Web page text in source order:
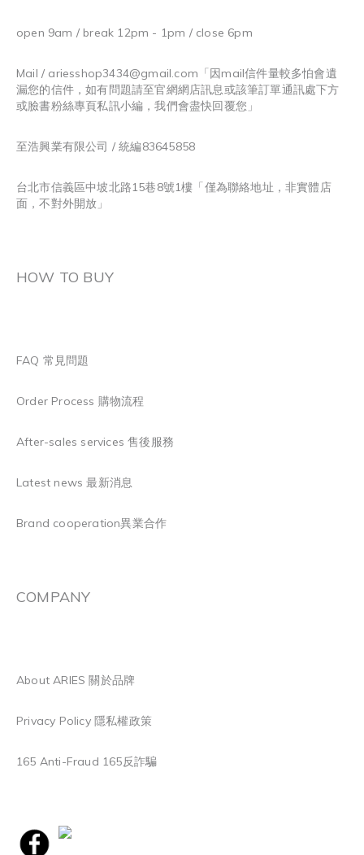
open 9am / break 12pm - 1pm / close 6pm
Mail / ariesshop3434@gmail.com 「因mail信件量較多怕會遺
漏您的信件，如有問題請至官網網店訊息或該筆訂單通訊處下方
或臉書粉絲專頁私訊小編，我們會盡快回覆您」
至浩興業有限公司 / 統編83645858
台北市信義區中坡北路15巷8號1樓「僅為聯絡地址，非實體店
面，不對外開放」
HOW TO BUY
FAQ 常見問題
Order Process 購物流程
After-sales services 售後服務
Latest news 最新消息
Brand cooperation異業合作
COMPANY
About ARIES 關於品牌
Privacy Policy 隱私權政策
165 Anti-Fraud 165反詐騙